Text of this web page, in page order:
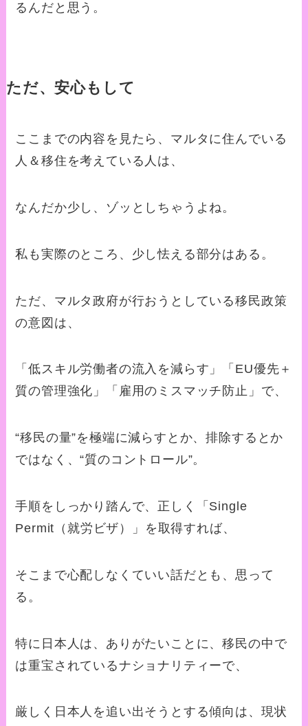
るんだと思う。
ただ、安心もして
ここまでの内容を見たら、マルタに住んでいる
人＆移住を考えている人は、
なんだか少し、ゾッとしちゃうよね。
私も実際のところ、少し怯える部分はある。
ただ、マルタ政府が行おうとしている移民政策
の意図は、
「低スキル労働者の流入を減らす」「EU優先＋
質の管理強化」「雇用のミスマッチ防止」で、
“移民の量”を極端に減らすとか、排除するとか
ではなく、“質のコントロール”。
手順をしっかり踏んで、正しく「Single
Permit（就労ビザ）」を取得すれば、
そこまで心配しなくていい話だとも、思って
る。
特に日本人は、ありがたいことに、移民の中で
は重宝されているナショナリティーで、
厳しく日本人を追い出そうとする傾向は、現状